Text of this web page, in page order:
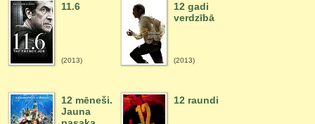
11.6
(2013)
12 gadi
verdzībā
(2013)
12 mēneši.
Jauna
12 raundi